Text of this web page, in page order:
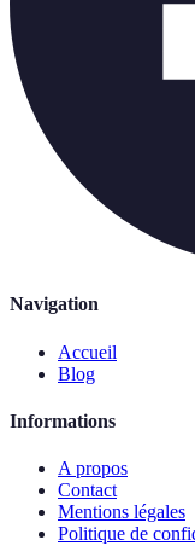
Navigation
Accueil
Blog
Informations
A propos
Contact
Mentions légales
Politique de